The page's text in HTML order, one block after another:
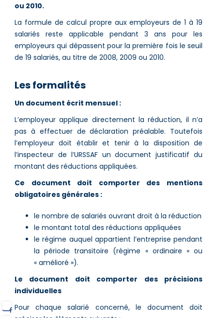
ou 2010.
La formule de calcul propre aux employeurs de 1 à 19
salariés reste applicable pendant 3 ans pour les
employeurs qui dépassent pour la première fois le seuil
de 19 salariés, au titre de 2008, 2009 ou 2010.
Les formalités
Un document écrit mensuel :
L’employeur applique directement la réduction, il n’a
pas à effectuer de déclaration préalable. Toutefois
l’employeur doit établir et tenir à la disposition de
l’inspecteur de l’URSSAF un document justificatif du
montant des réductions appliquées.
Ce document doit comporter des mentions
obligatoires générales :
le nombre de salariés ouvrant droit à la réduction
le montant total des réductions appliquées
le régime auquel appartient l’entreprise pendant
la période transitoire (régime « ordinaire » ou
« amélioré »).
Le document doit comporter des précisions
individuelles
Pour chaque salarié concerné, le document doit